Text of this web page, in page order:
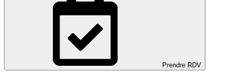
Prendre RDV